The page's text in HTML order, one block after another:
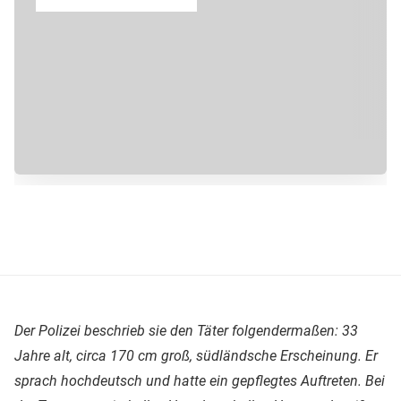
Der Polizei beschrieb sie den Täter folgendermaßen: 33
Jahre alt, circa 170 cm groß, südländsche Erscheinung. Er
sprach hochdeutsch und hatte ein gepflegtes Auftreten. Bei